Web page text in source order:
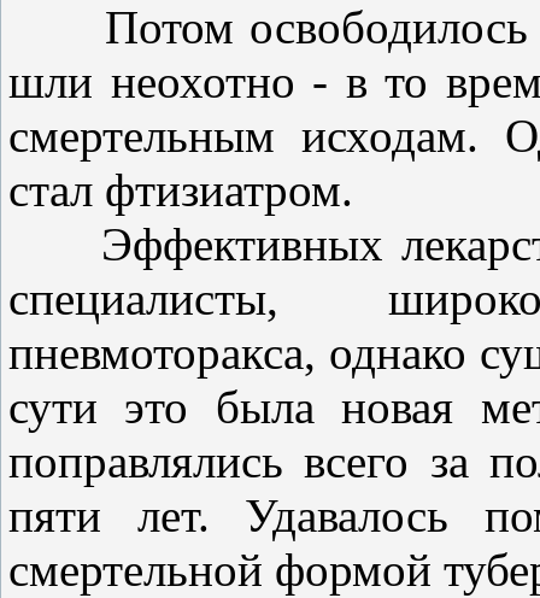
Потом освободилось
шли неохотно - в то
смертельным исходам.
стал фтизиатром.
Эффективных
специалисты,
пневмоторакса, однако
сути это была новая
поправлялись всего за
пяти лет. Удавалось
смертельной формой